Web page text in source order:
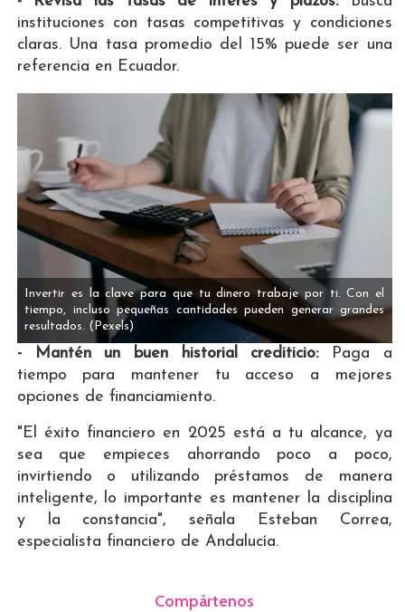
instituciones con tasas competitivas y condiciones
claras. Una tasa promedio del 15% puede ser una
referencia en Ecuador​.
Invertir es la clave para que tu dinero trabaje por ti. Con el
tiempo, incluso pequeñas cantidades pueden generar grandes
resultados. (Pexels)
- Mantén un buen historial crediticio:
Paga a
tiempo para mantener tu acceso a mejores
opciones de financiamiento.
"El éxito financiero en 2025 está a tu alcance, ya
sea que empieces ahorrando poco a poco,
invirtiendo o utilizando préstamos de manera
inteligente, lo importante es mantener la disciplina
y la constancia", señala Esteban Correa,
especialista financiero de Andalucía.
Compártenos